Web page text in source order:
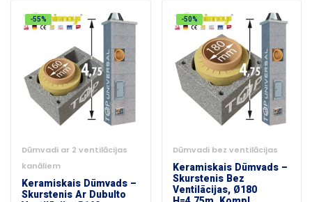
-55%
Dūmvadi ar 2 ventilācijas
kanāliem
Keramiskais Dūmvads –
Skurstenis Ar Dubulto
-50%
Dūmvadi bez ventilācijas
Keramiskais Dūmvads –
Skurstenis Bez
Ventilācijas, Ø180